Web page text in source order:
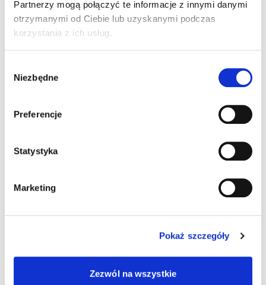
Partnerzy mogą połączyć te informacje z innymi danymi
otrzymanymi od Ciebie lub uzyskanymi podczas
korzystania z ich usług.
zgody
Niezbędne
Preferencje
Statystyka
Marketing
Pokaż szczegóły
Zezwól na wszystkie
sprawności i pozbycie sie bólu . Dziekujemy za
wszystkie wpłaty i wsparcie. Rodzice